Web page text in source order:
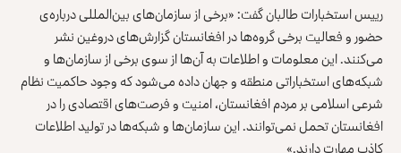
رییس استخبارات طالبان گفت: «برخی از سازمان‌های بین‌المللی درباره‌ی
حضور و فعالیت برخی گروه‌ها در افغانستان گزارش‌های دروغین نشر
می‌کنند. این معلومات و اطلاعات به آن‌ها از سوی برخی از سازمان‌ها و
شبکه‌های استخباراتی منطقه و جهان داده می‌شود که وجود حاکمیت نظام
شرعی اسلامی بر مردم افغانستان، امنیت و فرصت‌های اقتصادی را در
افغانستان تحمل نمی‌توانند. این سازمان‌ها و شبکه‌ها در تولید اطلاعات